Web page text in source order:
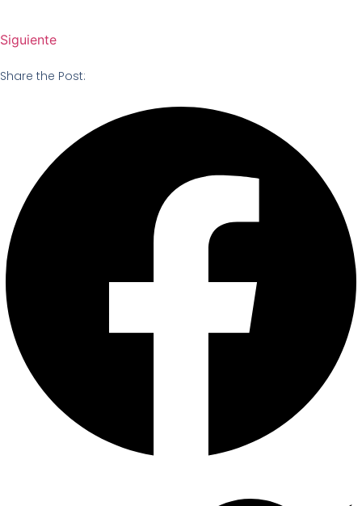
Siguiente
Share the Post: